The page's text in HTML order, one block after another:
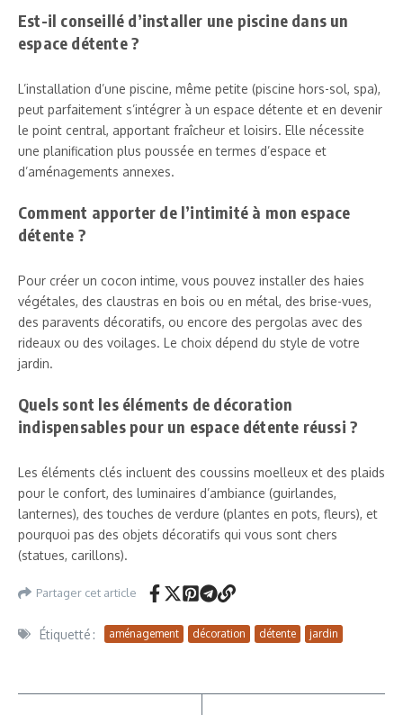
Est-il conseillé d’installer une piscine dans un
espace détente ?
L’installation d’une piscine, même petite (piscine hors-sol, spa),
peut parfaitement s’intégrer à un espace détente et en devenir
le point central, apportant fraîcheur et loisirs. Elle nécessite
une planification plus poussée en termes d’espace et
d’aménagements annexes.
Comment apporter de l’intimité à mon espace
détente ?
Pour créer un cocon intime, vous pouvez installer des haies
végétales, des claustras en bois ou en métal, des brise-vues,
des paravents décoratifs, ou encore des pergolas avec des
rideaux ou des voilages. Le choix dépend du style de votre
jardin.
Quels sont les éléments de décoration
indispensables pour un espace détente réussi ?
Les éléments clés incluent des coussins moelleux et des plaids
pour le confort, des luminaires d’ambiance (guirlandes,
lanternes), des touches de verdure (plantes en pots, fleurs), et
pourquoi pas des objets décoratifs qui vous sont chers
(statues, carillons).
Partager cet article
Étiquetté : aménagement décoration détente jardin